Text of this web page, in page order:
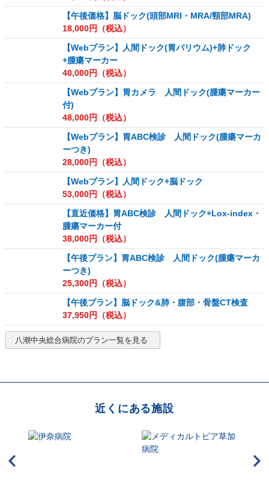
【午後価格】脳ドック(頭部MRI・MRA/頸部MRA)
18,000円（税込）
【Webプラン】人間ドック(胃バリウム)+肺ドック
+腫瘍マーカー
40,000円（税込）
【Webプラン】胃カメラ 人間ドック(腫瘍マーカー
付)
48,000円（税込）
【Webプラン】胃ABC検診 人間ドック(腫瘍マーカ
ーつき)
28,000円（税込）
【Webプラン】人間ドック+脳ドック
53,000円（税込）
【直近価格】胃ABC検診 人間ドック+Lox-index・
腫瘍マーカー付
38,000円（税込）
【午後プラン】胃ABC検診 人間ドック(腫瘍マーカ
ーつき)
25,300円（税込）
【午後プラン】脳ドック&肺・腹部・骨盤CT検査
37,950円（税込）
八潮中央総合病院のプラン一覧を見る
近くにある施設